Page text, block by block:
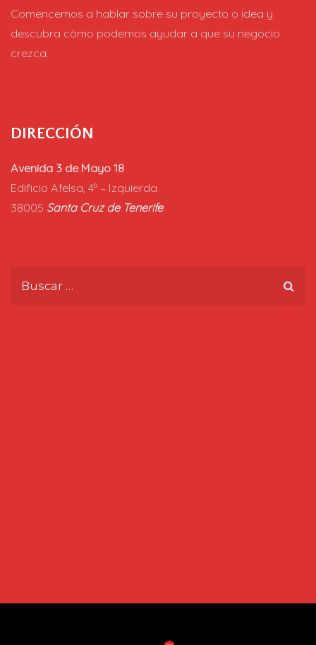
Comencemos a hablar sobre su proyecto o idea y
descubra cómo podemos ayudar a que su negocio
crezca.
DIRECCIÓN
Avenida 3 de Mayo 18
Edificio Afelsa, 4º – Izquierda
38005 Santa Cruz de Tenerife